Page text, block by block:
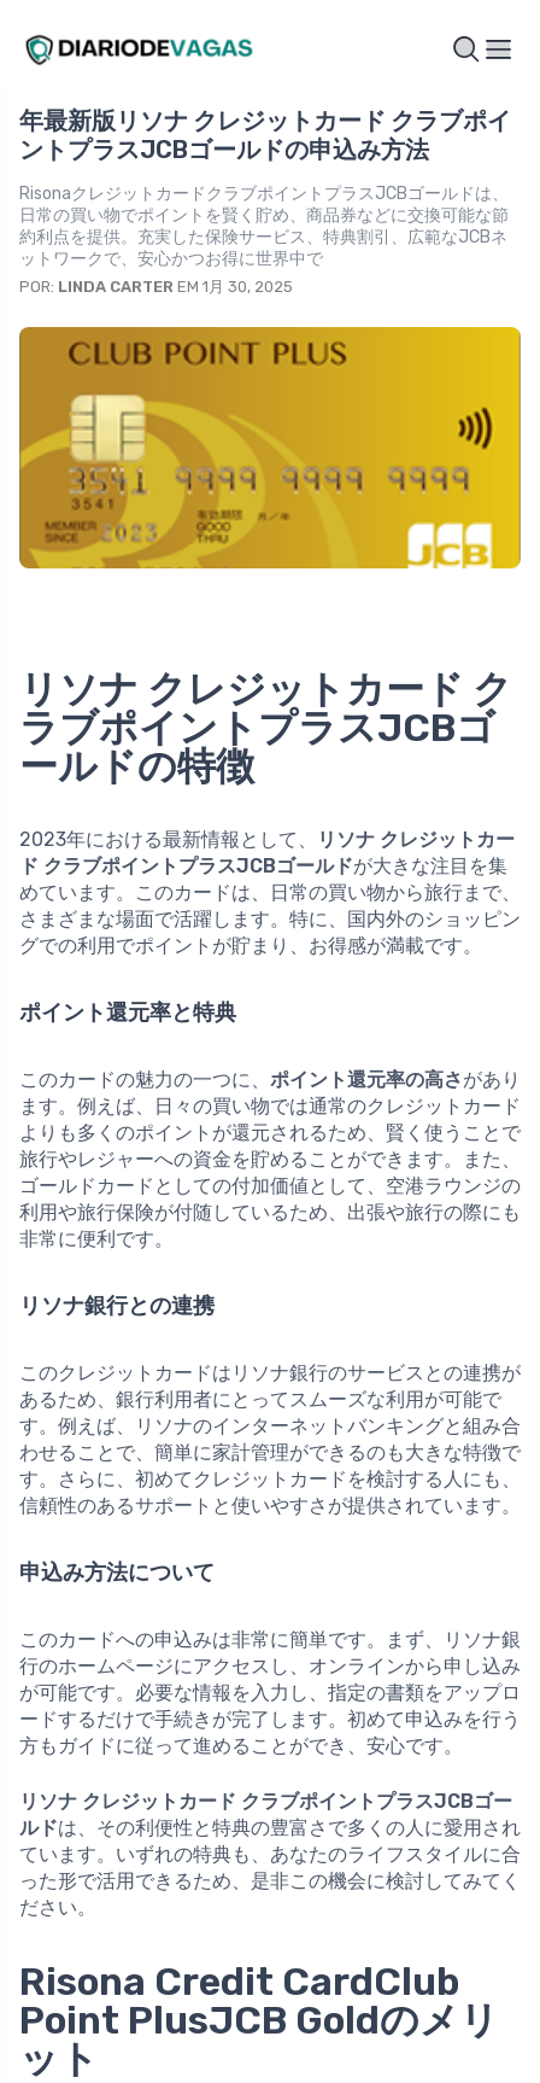
年最新版リソナ クレジットカード クラブポイ
ントプラスJCBゴールドの申込み方法
RisonaクレジットカードクラブポイントプラスJCBゴールドは、
日常の買い物でポイントを賢く貯め、商品券などに交換可能な節
約利点を提供。充実した保険サービス、特典割引、広範なJCBネ
ットワークで、安心かつお得に世界中で
POR: LINDA CARTER EM 1月 30, 2025
リソナ クレジットカード ク
ラブポイントプラスJCBゴ
ールドの特徴
2023年における最新情報として、
リソナ クレジットカー
ド クラブポイントプラスJCBゴールドが大きな注目を集
めています。このカードは、日常の買い物から旅行まで、
さまざまな場面で活躍します。特に、国内外のショッピン
グでの利用でポイントが貯まり、お得感が満載です。
ポイント還元率と特典
このカードの魅力の一つに、 ポイント還元率の高さがあり
ます。例えば、日々の買い物では通常のクレジットカード
よりも多くのポイントが還元されるため、賢く使うことで
旅行やレジャーへの資金を貯めることができます。また、
ゴールドカードとしての付加価値として、空港ラウンジの
利用や旅行保険が付随しているため、出張や旅行の際にも
非常に便利です。
リソナ銀行との連携
このクレジットカードはリソナ銀行のサービスとの連携が
あるため、銀行利用者にとってスムーズな利用が可能で
す。例えば、リソナのインターネットバンキングと組み合
わせることで、簡単に家計管理ができるのも大きな特徴で
す。さらに、初めてクレジットカードを検討する人にも、
信頼性のあるサポートと使いやすさが提供されています。
申込み方法について
このカードへの申込みは非常に簡単です。まず、リソナ銀
行のホームページにアクセスし、オンラインから申し込み
が可能です。必要な情報を入力し、指定の書類をアップロ
ードするだけで手続きが完了します。初めて申込みを行う
方もガイドに従って進めることができ、安心です。
リソナ クレジットカード クラブポイントプラスJCBゴー
ルドは、その利便性と特典の豊富さで多くの人に愛用され
ています。いずれの特典も、あなたのライフスタイルに合
った形で活用できるため、是非この機会に検討してみてく
ださい。
Risona Credit CardClub
Point PlusJCB Goldのメリ
ット